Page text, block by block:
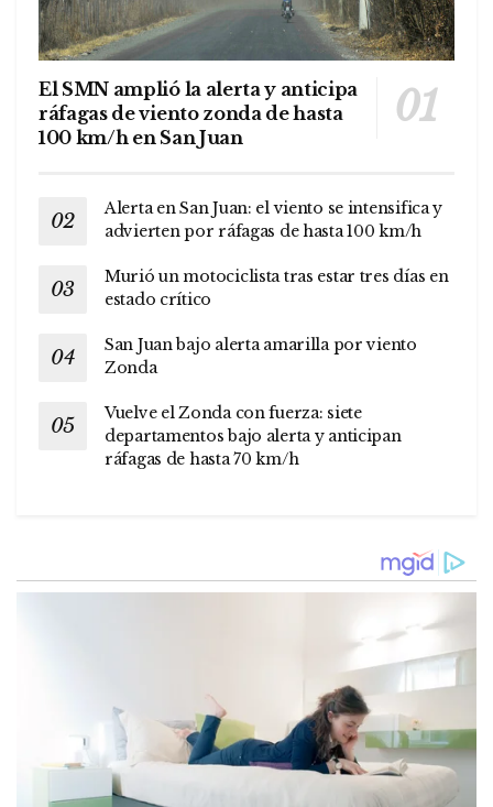
El SMN amplió la alerta y anticipa
ráfagas de viento zonda de hasta
100 km/h en San Juan
Alerta en San Juan: el viento se intensifica y
advierten por ráfagas de hasta 100 km/h
Murió un motociclista tras estar tres días en
estado crítico
San Juan bajo alerta amarilla por viento
Zonda
Vuelve el Zonda con fuerza: siete
departamentos bajo alerta y anticipan
ráfagas de hasta 70 km/h